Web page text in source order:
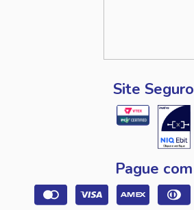
Site Seguro
Pague com